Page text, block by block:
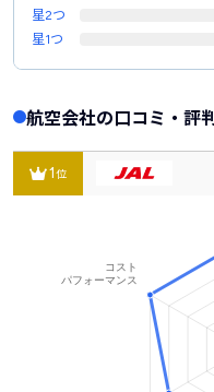
星2つ
星1つ
航空会社の口コミ・評判
1位